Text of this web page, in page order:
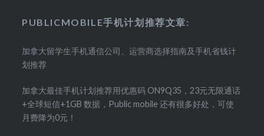
PUBLICMOBILE手机计划推荐文章:
加拿大留学生手机通信公司、运营商选择指南及手机省钱计
划推荐
加拿大最佳手机计划推荐用优惠码 ON9Q35，23元无限通话
+全球短信+1GB 数据，Public mobile 还有很多好处，可使
月费降为0元！